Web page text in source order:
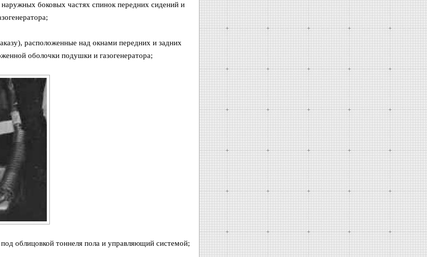
боковых частях спинок передних сидений и
расположенные над окнами передних и задних
оболочки подушки и газогенератора;
облицовкой тоннеля пола и управляющий системой;